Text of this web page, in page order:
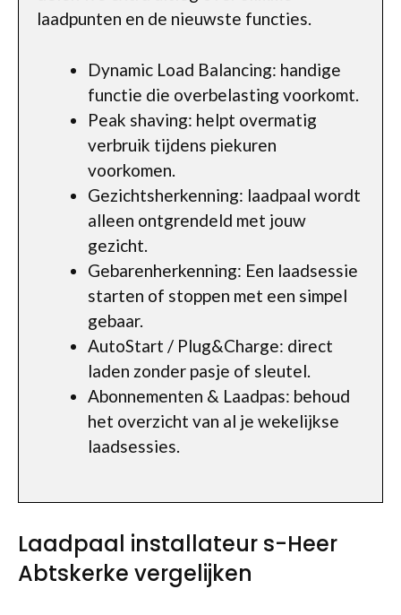
laadpunten en de nieuwste functies.
Dynamic Load Balancing: handige
functie die overbelasting voorkomt.
Peak shaving: helpt overmatig
verbruik tijdens piekuren
voorkomen.
Gezichtsherkenning: laadpaal wordt
alleen ontgrendeld met jouw
gezicht.
Gebarenherkenning: Een laadsessie
starten of stoppen met een simpel
gebaar.
AutoStart / Plug&Charge: direct
laden zonder pasje of sleutel.
Abonnementen & Laadpas: behoud
het overzicht van al je wekelijkse
laadsessies.
Laadpaal installateur s-Heer
Abtskerke vergelijken